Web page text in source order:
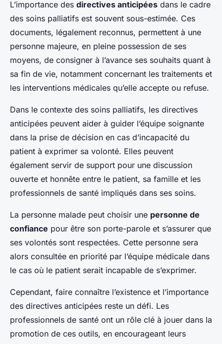
L’importance des directives anticipées dans le cadre
des soins palliatifs est souvent sous-estimée. Ces
documents, légalement reconnus, permettent à une
personne majeure, en pleine possession de ses
moyens, de consigner à l’avance ses souhaits quant à
sa fin de vie, notamment concernant les traitements et
les interventions médicales qu’elle accepte ou refuse.
Dans le contexte des soins palliatifs, les directives
anticipées peuvent aider à guider l’équipe soignante
dans la prise de décision en cas d’incapacité du
patient à exprimer sa volonté. Elles peuvent
également servir de support pour une discussion
ouverte et honnête entre le patient, sa famille et les
professionnels de santé impliqués dans ses soins.
La personne malade peut choisir une personne de
confiance pour être son porte-parole et s’assurer que
ses volontés sont respectées. Cette personne sera
alors consultée en priorité par l’équipe médicale dans
le cas où le patient serait incapable de s’exprimer.
Cependant, faire connaître l’existence et l’importance
des directives anticipées reste un défi. Les
professionnels de santé ont un rôle clé à jouer dans la
promotion de ces outils, en encourageant leurs